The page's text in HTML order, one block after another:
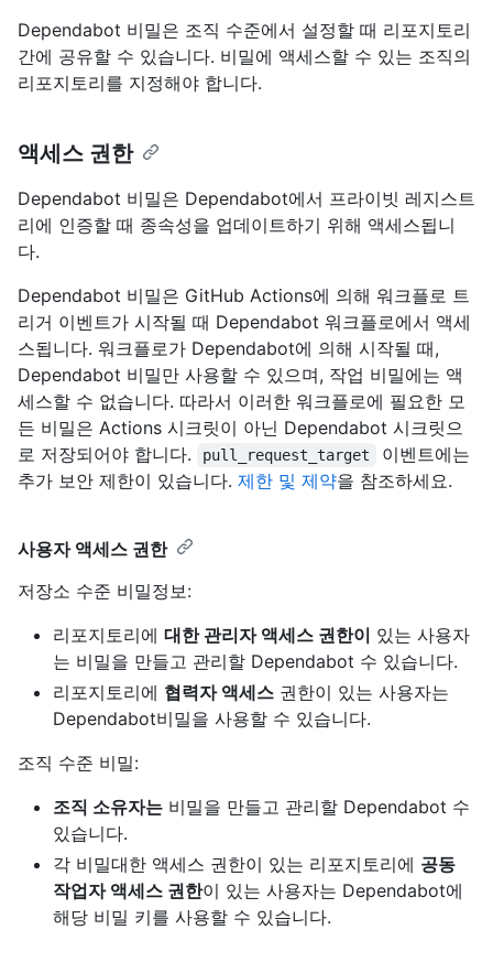
Dependabot 비밀은 조직 수준에서 설정할 때 리포지토리
간에 공유할 수 있습니다. 비밀에 액세스할 수 있는 조직의
리포지토리를 지정해야 합니다.
액세스 권한
Dependabot 비밀은 Dependabot에서 프라이빗 레지스트
리에 인증할 때 종속성을 업데이트하기 위해 액세스됩니
다.
Dependabot 비밀은 GitHub Actions에 의해 워크플로 트
리거 이벤트가 시작될 때 Dependabot 워크플로에서 액세
스됩니다. 워크플로가 Dependabot에 의해 시작될 때,
Dependabot 비밀만 사용할 수 있으며, 작업 비밀에는 액
세스할 수 없습니다. 따라서 이러한 워크플로에 필요한 모
든 비밀은 Actions 시크릿이 아닌 Dependabot 시크릿으
로 저장되어야 합니다.
pull_request_target
이벤트에는
추가 보안 제한이 있습니다. 제한 및 제약을 참조하세요.
사용자 액세스 권한
저장소 수준 비밀정보:
리포지토리에 대한 관리자 액세스 권한이 있는 사용자
는 비밀을 만들고 관리할 Dependabot 수 있습니다.
리포지토리에 협력자 액세스 권한이 있는 사용자는
Dependabot비밀을 사용할 수 있습니다.
조직 수준 비밀:
조직 소유자는 비밀을 만들고 관리할 Dependabot 수
있습니다.
각 비밀대한 액세스 권한이 있는 리포지토리에 공동
작업자 액세스 권한이 있는 사용자는 Dependabot에
해당 비밀 키를 사용할 수 있습니다.